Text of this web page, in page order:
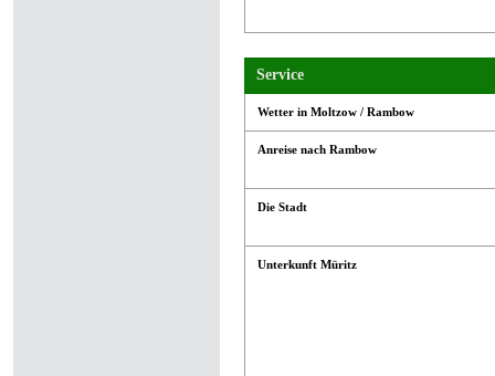
Service
Wetter in Moltzow / Rambow
Anreise nach Rambow
Die Stadt
Unterkunft Müritz